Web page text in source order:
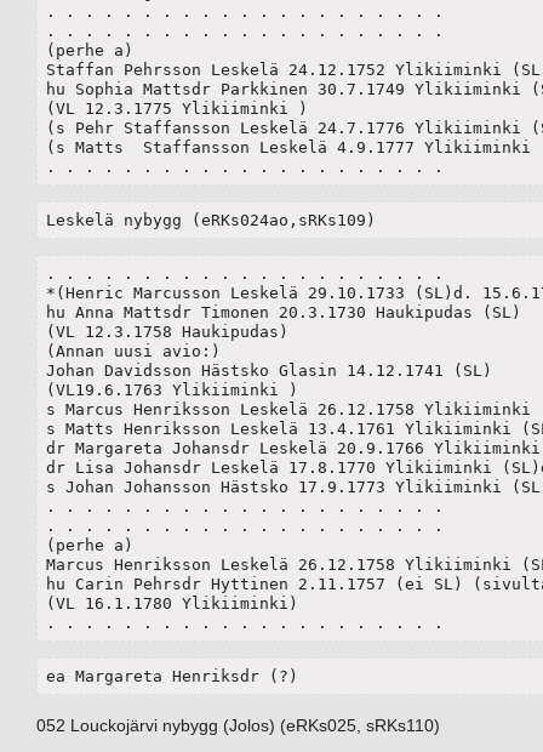
. . . . . . . . . . . . . . . . . . . . .
. . . . . . . . . . . . . . . . . . . . .
(perhe a)
Staffan Pehrsson Leskelä 24.12.1752 Ylikiiminki
hu Sophia Mattsdr Parkkinen 30.7.1749 Ylikiiminki
(VL 12.3.1775 Ylikiiminki )
(s Pehr Staffansson Leskelä 24.7.1776 Ylikiiminki
(s Matts  Staffansson Leskelä 4.9.1777 Ylikiiminki
. . . . . . . . . . . . . . . . . . . . .
Leskelä nybygg (eRKs024ao,sRKs109)
. . . . . . . . . . . . . . . . . . . . .
*(Henric Marcusson Leskelä 29.10.1733 (SL)d.
hu Anna Mattsdr Timonen 20.3.1730 Haukipudas (SL)
(VL 12.3.1758 Haukipudas)
(Annan uusi avio:)
Johan Davidsson Hästsko Glasin 14.12.1741 (SL)
(VL19.6.1763 Ylikiiminki )
s Marcus Henriksson Leskelä 26.12.1758 Ylikiiminki
s Matts Henriksson Leskelä 13.4.1761 Ylikiiminki
dr Margareta Johansdr Leskelä 20.9.1766
dr Lisa Johansdr Leskelä 17.8.1770 Ylikiiminki
s Johan Johansson Hästsko 17.9.1773 Ylikiiminki
. . . . . . . . . . . . . . . . . . . . .
. . . . . . . . . . . . . . . . . . . . .
(perhe a)
Marcus Henriksson Leskelä 26.12.1758 Ylikiiminki
hu Carin Pehrsdr Hyttinen 2.11.1757 (ei SL)
(VL 16.1.1780 Ylikiiminki)
. . . . . . . . . . . . . . . . . . . . .
ea Margareta Henriksdr (?)
052 Louckojärvi nybygg (Jolos) (eRKs025, sRKs110)